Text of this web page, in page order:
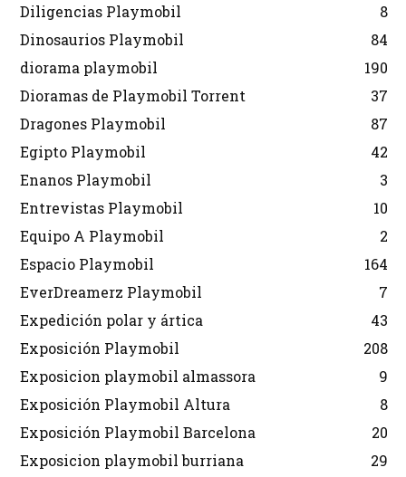
Diligencias Playmobil
8
Dinosaurios Playmobil
84
diorama playmobil
190
Dioramas de Playmobil Torrent
37
Dragones Playmobil
87
Egipto Playmobil
42
Enanos Playmobil
3
Entrevistas Playmobil
10
Equipo A Playmobil
2
Espacio Playmobil
164
EverDreamerz Playmobil
7
Expedición polar y ártica
43
Exposición Playmobil
208
Exposicion playmobil almassora
9
Exposición Playmobil Altura
8
Exposición Playmobil Barcelona
20
Exposicion playmobil burriana
29